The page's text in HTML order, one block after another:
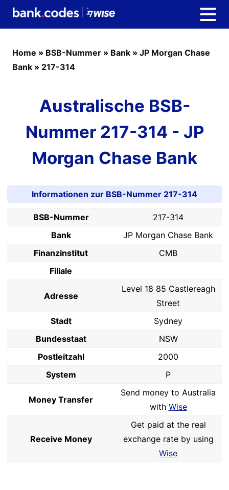
Home » BSB-Nummer » Bank » JP Morgan Chase
Bank » 217-314
Australische BSB-
Nummer 217-314 - JP
Morgan Chase Bank
Informationen zur BSB-Nummer 217-314
BSB-Nummer
217-314
Bank
JP Morgan Chase Bank
Finanzinstitut
CMB
Filiale
Adresse
Level 18 85 Castlereagh
Street
Stadt
Sydney
Bundesstaat
NSW
Postleitzahl
2000
System
P
Money Transfer
Send money to Australia
with Wise
Receive Money
Get paid at the real
exchange rate by using
Wise